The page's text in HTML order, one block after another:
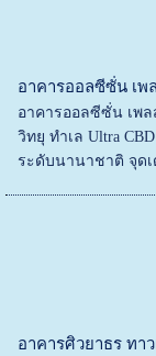
อาคารออลซีซั่น เพ
อาคารออลซีซั่น เพล
วิทยุ ทำเล Ultra
ระดับนานาชาติ จุด
อาคารศิวยาธร ทาว